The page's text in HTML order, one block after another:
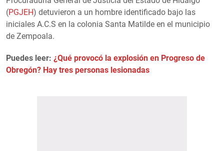
(PGJEH) detuvieron a un hombre identificado bajo las
iniciales A.C.S en la colonia Santa Matilde en el municipio
de Zempoala.
Puedes leer: ¿Qué provocó la explosión en Progreso de
Obregón? Hay tres personas lesionadas